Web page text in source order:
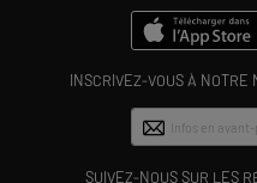
INSCRIVEZ-VOUS À
SUIVEZ-NOUS SUR LES